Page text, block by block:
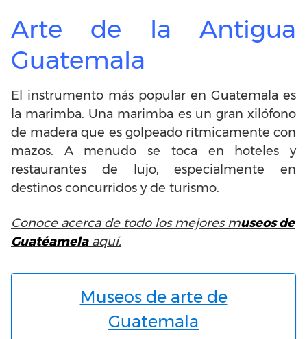
Arte de la Antigua
Guatemala
El instrumento más popular en Guatemala es
la marimba. Una marimba es un gran xilófono
de madera que es golpeado rítmicamente con
mazos. A menudo se toca en hoteles y
restaurantes de lujo, especialmente en
destinos concurridos y de turismo.
Conoce acerca de todo los mejores museos de
Guatéamelaaquí.
Museos de arte de
Guatemala